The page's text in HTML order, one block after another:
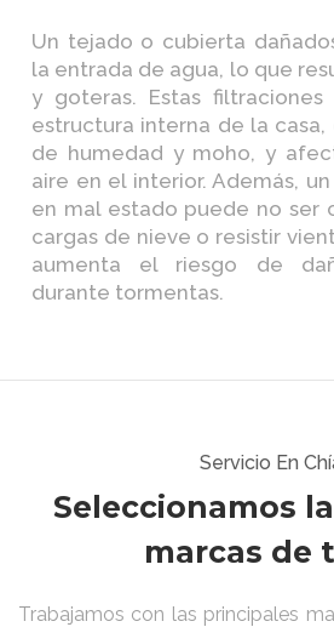
Un tejado o cubierta
la entrada de agua, lo que
y goteras. Estas
estructura interna de la casa,
de humedad y moho, y
aire en el interior. Además,
en mal estado puede no ser
cargas de nieve o resistir
aumenta el riesgo de
durante tormentas.
Servicio En
Seleccionamos
marcas de
Trabajamos con las principales